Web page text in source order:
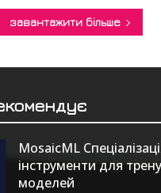
завантажити більше
MosaicML
інструменти для
моделей